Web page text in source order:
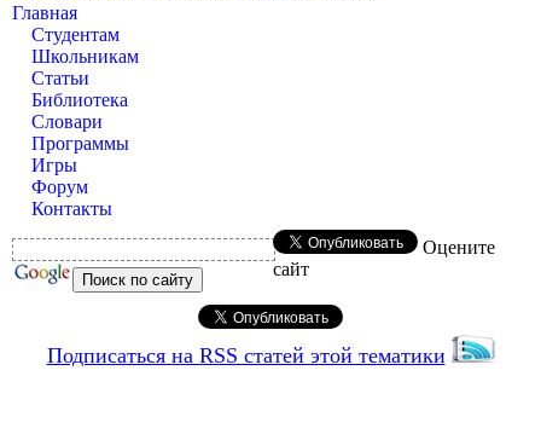
Главная
Студентам
Школьникам
Статьи
Библиотека
Словари
Программы
Игры
Форум
Контакты
Оцените
сайт
Подписаться на RSS статей этой тематики